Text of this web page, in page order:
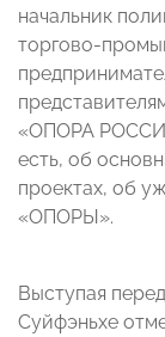
начальник
торгово-
«ОПОРА
есть, об
проектах, об
«ОПОРЫ».
Выступая
Суйфэньхе